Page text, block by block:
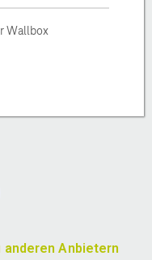
Wallbox
Anbietern